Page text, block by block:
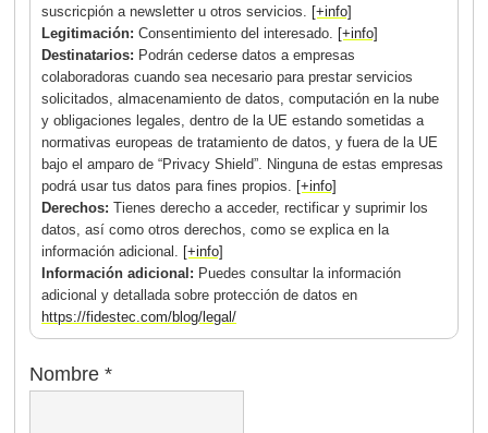
suscricpión a newsletter u otros servicios. [+info]
Legitimación:Consentimiento del interesado. [+info]
Destinatarios: Podrán cederse datos a empresas
colaboradoras cuando sea necesario para prestar servicios
solicitados, almacenamiento de datos, computación en la nube
y obligaciones legales, dentro de la UE estando sometidas a
normativas europeas de tratamiento de datos, y fuera de la UE
bajo el amparo de “Privacy Shield”. Ninguna de estas empresas
podrá usar tus datos para fines propios. [+info]
Derechos:Tienes derecho a acceder, rectificar y suprimir los
datos, así como otros derechos, como se explica en la
información adicional. [+info]
Información adicional: Puedes consultar la información
adicional y detallada sobre protección de datos en
https://fidestec.com/blog/legal/
Nombre*